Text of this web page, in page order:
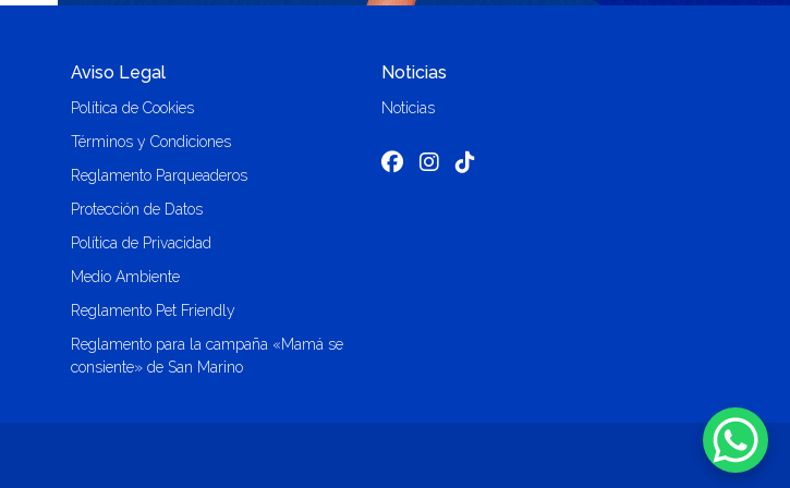
Aviso Legal
Política de Cookies
Términos y Condiciones
Reglamento Parqueaderos
Protección de Datos
Política de Privacidad
Medio Ambiente
Reglamento Pet Friendly
Reglamento para la campaña «Mamá se
consiente» de San Marino
Noticias
Noticias